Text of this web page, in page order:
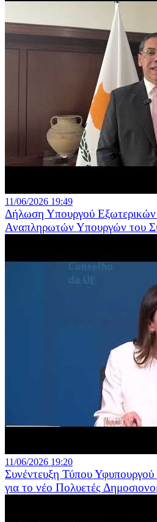
11/06/2026 19:49
Δήλωση Υπουργού Εξωτερικών
Αναπληρωτών Υπουργών του
11/06/2026 19:20
Συνέντευξη Τύπου
για το νέο Πολυετές